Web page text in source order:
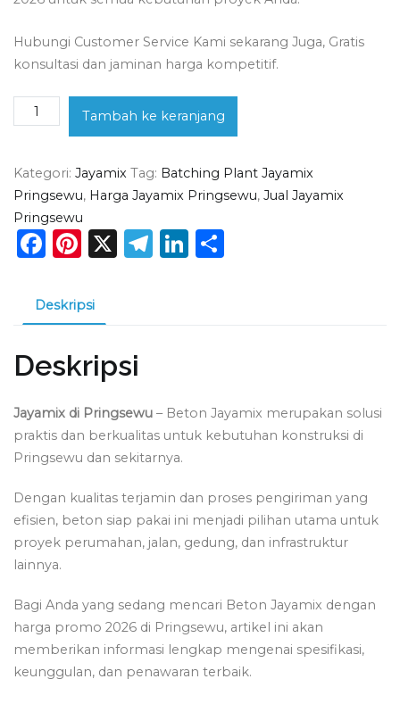
Hubungi Customer Service Kami sekarang Juga, Gratis
konsultasi dan jaminan harga kompetitif.
Kuantitas
Jayamix
Pringsewu
Tambah ke keranjang
Kategori: Jayamix Tag: Batching Plant Jayamix
Pringsewu, Harga Jayamix Pringsewu, Jual Jayamix
Pringsewu
Facebook
Pinterest
X Telegram
LinkedIn
Deskripsi
Deskripsi
Jayamix di Pringsewu – Beton Jayamix merupakan solusi
praktis dan berkualitas untuk kebutuhan konstruksi di
Pringsewu dan sekitarnya.
Dengan kualitas terjamin dan proses pengiriman yang
efisien, beton siap pakai ini menjadi pilihan utama untuk
proyek perumahan, jalan, gedung, dan infrastruktur
lainnya.
Bagi Anda yang sedang mencari Beton Jayamix dengan
harga promo 2026 di Pringsewu, artikel ini akan
memberikan informasi lengkap mengenai spesifikasi,
keunggulan, dan penawaran terbaik.